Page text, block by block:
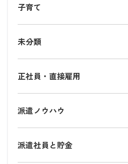
子育て
未分類
正社員・直接雇用
派遣ノウハウ
派遣社員と貯金